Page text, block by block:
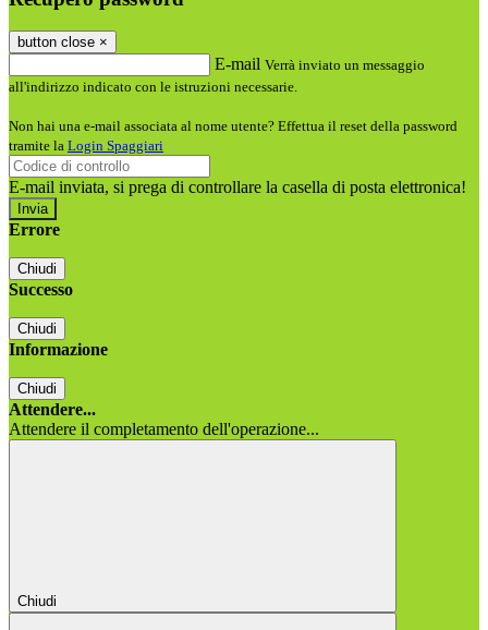
button close ×
E-mail Verrà inviato un messaggio
all'indirizzo indicato con le istruzioni necessarie.
Non hai una e-mail associata al nome utente? Effettua il reset della password
tramite la Login Spaggiari
E-mail inviata, si prega di controllare la casella di posta elettronica!
Errore
Chiudi
Successo
Chiudi
Informazione
Chiudi
Attendere...
Attendere il completamento dell'operazione...
Chiudi